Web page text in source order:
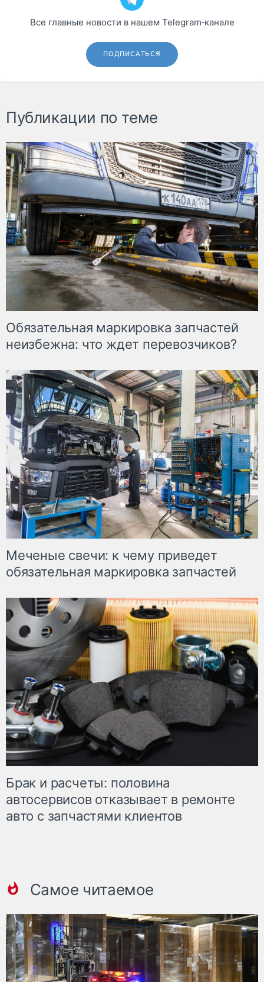
Все главные новости в нашем Telegram‑канале
ПОДПИСАТЬСЯ
Публикации по теме
Обязательная маркировка запчастей
неизбежна: что ждет перевозчиков?
Меченые свечи: к чему приведет
обязательная маркировка запчастей
Брак и расчеты: половина
автосервисов отказывает в ремонте
авто с запчастями клиентов
Самое читаемое